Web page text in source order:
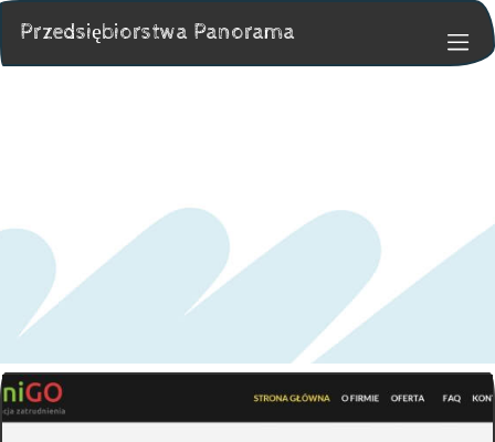
Przedsiębiorstwa Panorama